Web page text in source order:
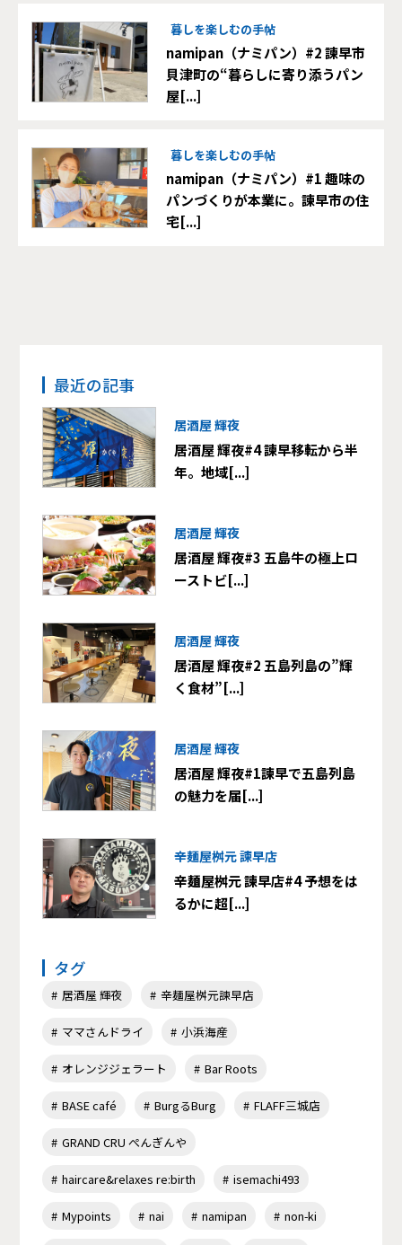
暮しを楽しむの手帖
namipan（ナミパン）#2 諫早市
貝津町の“暮らしに寄り添うパン
屋[...]
暮しを楽しむの手帖
namipan（ナミパン）#1 趣味の
パンづくりが本業に。諫早市の住
宅[...]
最近の記事
居酒屋 輝夜
居酒屋 輝夜#4 諫早移転から半
年。地域[...]
居酒屋 輝夜
居酒屋 輝夜#3 五島牛の極上ロ
ーストビ[...]
居酒屋 輝夜
居酒屋 輝夜#2 五島列島の”輝
く食材”[...]
居酒屋 輝夜
居酒屋 輝夜#1諫早で五島列島
の魅力を届[...]
辛麺屋桝元 諫早店
辛麺屋桝元 諫早店#4 予想をは
るかに超[...]
タグ
居酒屋 輝夜 辛麺屋桝元諫早店
ママさんドライ 小浜海産
オレンジジェラート Bar Roots
BASE café BurgるBurg FLAFF三城店
GRAND CRU ぺんぎんや
haircare&relaxes re:birth isemachi493
Mypoints nai namipan non-ki